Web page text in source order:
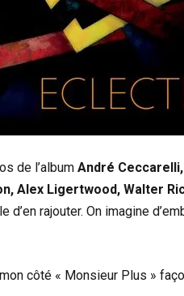
de l’albumAndré
Alex Ligertwood, Walter
d’en rajouter. On imagine
côté « Monsieur Plus »